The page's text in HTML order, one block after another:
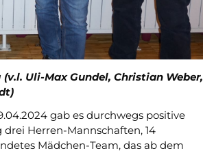
Uli-Max Gundel, Christian Weber,
gab es durchwegs positive
Herren-Mannschaften, 14
Mädchen-Team, das ab dem